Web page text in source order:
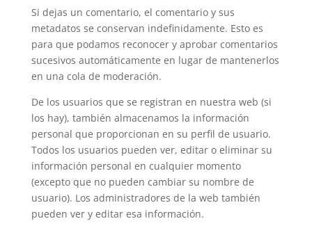
Si dejas un comentario, el comentario y sus
metadatos se conservan indefinidamente. Esto es
para que podamos reconocer y aprobar comentarios
sucesivos automáticamente en lugar de mantenerlos
en una cola de moderación.
De los usuarios que se registran en nuestra web (si
los hay), también almacenamos la información
personal que proporcionan en su perfil de usuario.
Todos los usuarios pueden ver, editar o eliminar su
información personal en cualquier momento
(excepto que no pueden cambiar su nombre de
usuario). Los administradores de la web también
pueden ver y editar esa información.